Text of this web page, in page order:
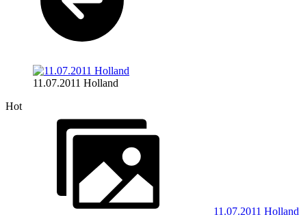
11.07.2011 Holland
Hot
11.07.2011 Holland